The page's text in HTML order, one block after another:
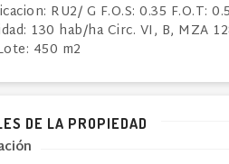
RU2/ G F.O.S: 0.35 F.O.T:
130 hab/ha Circ. VI, B, MZA
450 m2
DE LA PROPIEDAD